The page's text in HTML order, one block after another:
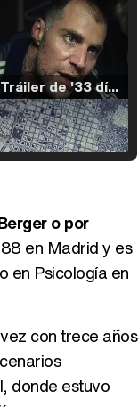
Tráiler de '33 días', la nueva serie de Atresplayer con Julián Villagrán y José Manuel Poga
Canción ganadora de Eurovisión 2026: DARA con "Bangaranga" por Bulgaria
o por
en Madrid y es
en Psicología en
con trece años
donde estuvo